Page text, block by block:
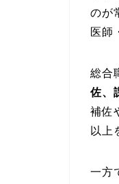
のが
医師
総合
佐、
補佐
以上
一方